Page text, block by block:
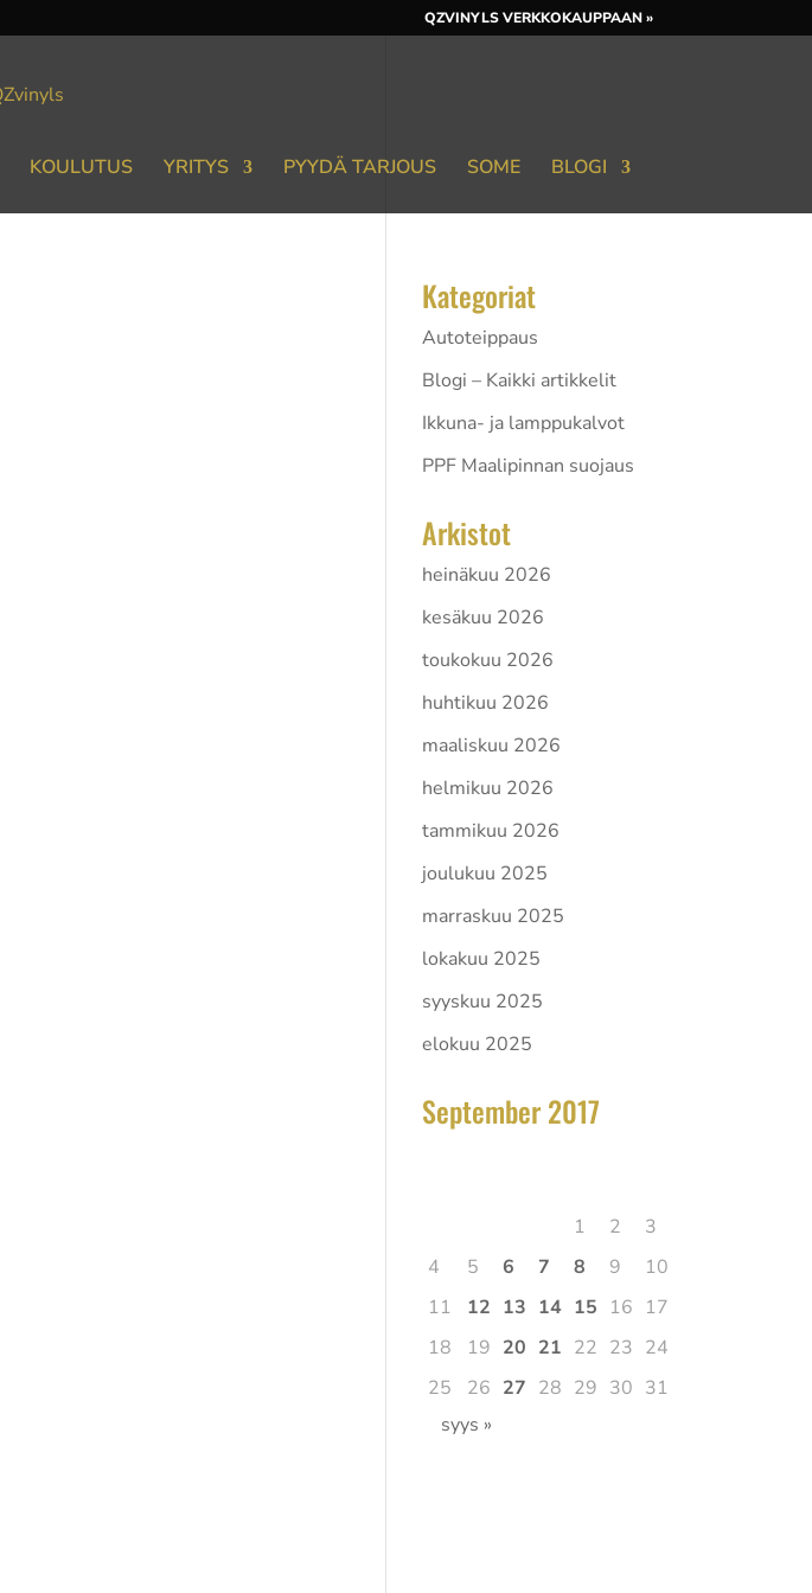
QZVINYLS VERKKOKAUPPAAN »
KOULUTUS YRITYS PYYDÄ TARJOUS SOME BLOGI
Kategoriat
Autoteippaus
Blogi – Kaikki artikkelit
Ikkuna- ja lamppukalvot
PPF Maalipinnan suojaus
Arkistot
heinäkuu 2026
kesäkuu 2026
toukokuu 2026
huhtikuu 2026
maaliskuu 2026
helmikuu 2026
tammikuu 2026
joulukuu 2025
marraskuu 2025
lokakuu 2025
syyskuu 2025
elokuu 2025
September 2017
1
2
3
4
5 6 7 8 9
10
11
12 13 14 15 16 17
18
19 20 21 22 23 24
25
26 27 28 29 30 31
syys »